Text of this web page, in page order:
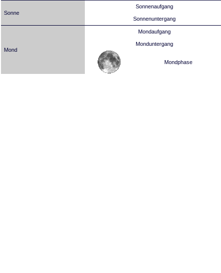
Sonne
Sonnenaufgang
Sonnenuntergang
Mond
Mondaufgang
Monduntergang
Mondphase